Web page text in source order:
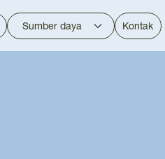
Sumber daya Kontak